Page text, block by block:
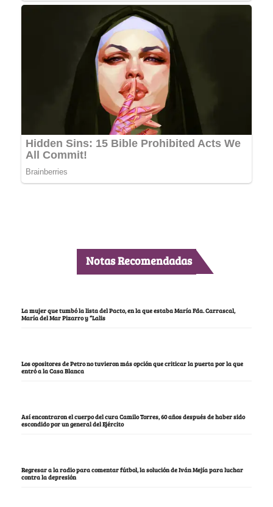
Notas Recomendadas
La mujer que tumbó la lista del Pacto, en la que estaba María Fda. Carrascal,
María del Mar Pizarro y “Lalis
Los opositores de Petro no tuvieron más opción que criticar la puerta por la que
entró a la Casa Blanca
Así encontraron el cuerpo del cura Camilo Torres, 60 años después de haber sido
escondido por un general del Ejército
Regresar a la radio para comentar fútbol, la solución de Iván Mejía para luchar
contra la depresión